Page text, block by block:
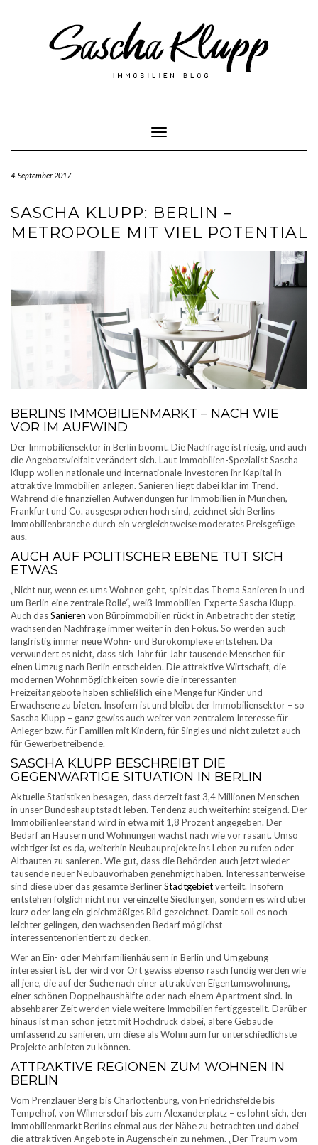
Toggle Navigation
4. September 2017
SASCHA KLUPP: BERLIN –
METROPOLE MIT VIEL POTENTIAL
BERLINS IMMOBILIENMARKT – NACH WIE
VOR IM AUFWIND
Der Immobiliensektor in Berlin boomt. Die Nachfrage ist riesig, und auch
die Angebotsvielfalt verändert sich. Laut Immobilien-Spezialist Sascha
Klupp wollen nationale und internationale Investoren ihr Kapital in
attraktive Immobilien anlegen. Sanieren liegt dabei klar im Trend.
Während die finanziellen Aufwendungen für Immobilien in München,
Frankfurt und Co. ausgesprochen hoch sind, zeichnet sich Berlins
Immobilienbranche durch ein vergleichsweise moderates Preisgefüge
aus.
AUCH AUF POLITISCHER EBENE TUT SICH
ETWAS
„Nicht nur, wenn es ums Wohnen geht, spielt das Thema Sanieren in und
um Berlin eine zentrale Rolle“, weiß Immobilien-Experte Sascha Klupp.
Auch dasSanieren von Büroimmobilien rückt in Anbetracht der stetig
wachsenden Nachfrage immer weiter in den Fokus. So werden auch
langfristig immer neue Wohn- und Bürokomplexe entstehen. Da
verwundert es nicht, dass sich Jahr für Jahr tausende Menschen für
einen Umzug nach Berlin entscheiden. Die attraktive Wirtschaft, die
modernen Wohnmöglichkeiten sowie die interessanten
Freizeitangebote haben schließlich eine Menge für Kinder und
Erwachsene zu bieten. Insofern ist und bleibt der Immobiliensektor – so
Sascha Klupp – ganz gewiss auch weiter von zentralem Interesse für
Anleger bzw. für Familien mit Kindern, für Singles und nicht zuletzt auch
für Gewerbetreibende.
SASCHA KLUPP BESCHREIBT DIE
GEGENWÄRTIGE SITUATION IN BERLIN
Aktuelle Statistiken besagen, dass derzeit fast 3,4 Millionen Menschen
in unser Bundeshauptstadt leben. Tendenz auch weiterhin: steigend. Der
Immobilienleerstand wird in etwa mit 1,8 Prozent angegeben. Der
Bedarf an Häusern und Wohnungen wächst nach wie vor rasant. Umso
wichtiger ist es da, weiterhin Neubauprojekte ins Leben zu rufen oder
Altbauten zu sanieren. Wie gut, dass die Behörden auch jetzt wieder
tausende neuer Neubauvorhaben genehmigt haben. Interessanterweise
sind diese über das gesamte BerlinerStadtgebietverteilt. Insofern
entstehen folglich nicht nur vereinzelte Siedlungen, sondern es wird über
kurz oder lang ein gleichmäßiges Bild gezeichnet. Damit soll es noch
leichter gelingen, den wachsenden Bedarf möglichst
interessentenorientiert zu decken.
Wer an Ein- oder Mehrfamilienhäusern in Berlin und Umgebung
interessiert ist, der wird vor Ort gewiss ebenso rasch fündig werden wie
all jene, die auf der Suche nach einer attraktiven Eigentumswohnung,
einer schönen Doppelhaushälfte oder nach einem Apartment sind. In
absehbarer Zeit werden viele weitere Immobilien fertiggestellt. Darüber
hinaus ist man schon jetzt mit Hochdruck dabei, ältere Gebäude
umfassend zu sanieren, um diese als Wohnraum für unterschiedlichste
Projekte anbieten zu können.
ATTRAKTIVE REGIONEN ZUM WOHNEN IN
BERLIN
Vom Prenzlauer Berg bis Charlottenburg, von Friedrichsfelde bis
Tempelhof, von Wilmersdorf bis zum Alexanderplatz – es lohnt sich, den
Immobilienmarkt Berlins einmal aus der Nähe zu betrachten und dabei
die attraktiven Angebote in Augenschein zu nehmen. „Der Traum vom